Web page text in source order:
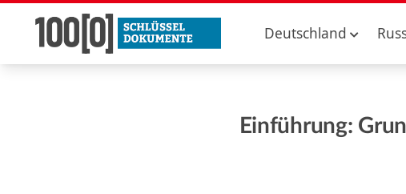
Deutschland
Einführung: